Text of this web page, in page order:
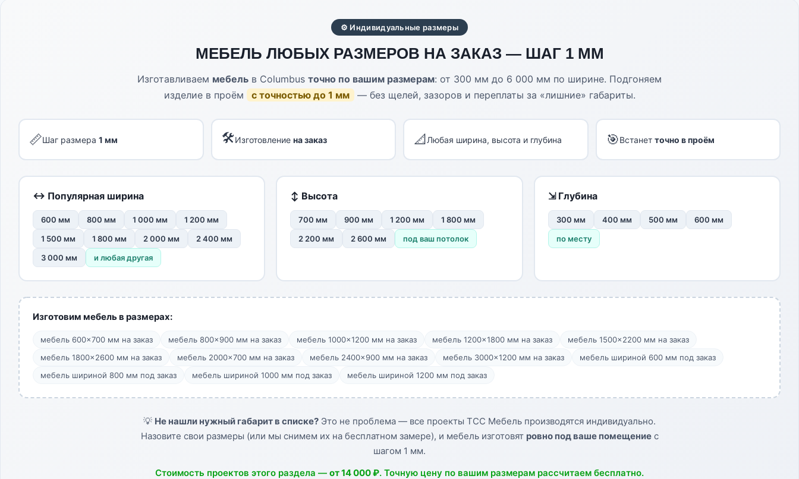
⚙ Индивидуальные размеры
МЕБЕЛЬ ЛЮБЫХ РАЗМЕРОВ НА ЗАКАЗ — ШАГ 1 ММ
Изготавливаем мебель в Columbus точно по вашим размерам: от 300 мм до 6 000 мм по ширине. Подгоняем
изделие в проём
с точностью до 1 мм — без щелей, зазоров и переплаты за «лишние» габариты.
📏Шаг размера 1 мм 🛠Изготовление на заказ 📐 Любая ширина, высота и глубина 🎯Встанет точно в проём
↔ Популярная ширина
600 мм 800 мм 1 000 мм
1 200 мм
1 500 мм
1 800 мм 2 000 мм
2 400 мм
3 000 мм
и любая другая
↕ Высота
700 мм 900 мм 1 200 мм
1 800 мм
2 200 мм
2 600 мм под ваш потолок
⇲ Глубина
300 мм 400 мм 500 мм
600 мм
по месту
Изготовим мебель в размерах:
мебель 600×700 мм на заказ мебель 800×900 мм на заказ мебель 1000×1200 мм на заказ мебель 1200×1800 мм на заказ
мебель 1500×2200 мм на заказ
мебель 1800×2600 мм на заказ
мебель 2000×700 мм на заказ мебель 2400×900 мм на заказ мебель 3000×1200 мм на заказ
мебель шириной 600 мм под заказ
мебель шириной 800 мм под заказ
мебель шириной 1000 мм под заказ мебель шириной 1200 мм под заказ
💡 Не нашли нужный габарит в списке? Это не проблема — все проекты ТСС Мебель производятся индивидуально.
Назовите свои размеры (или мы снимем их на бесплатном замере), и мебель изготовят ровно под ваше помещениес
шагом 1 мм.
Стоимость проектов этого раздела — от 14 000 ₽. Точную цену по вашим размерам рассчитаем бесплатно.